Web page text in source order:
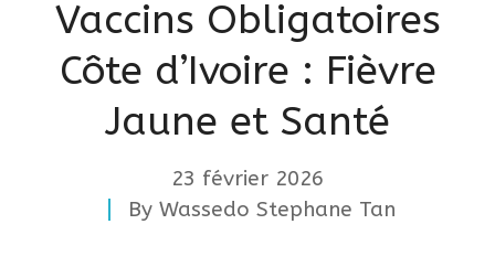
Vaccins Obligatoires
Côte d’Ivoire : Fièvre
Jaune et Santé
23 février 2026
By Wassedo Stephane Tan